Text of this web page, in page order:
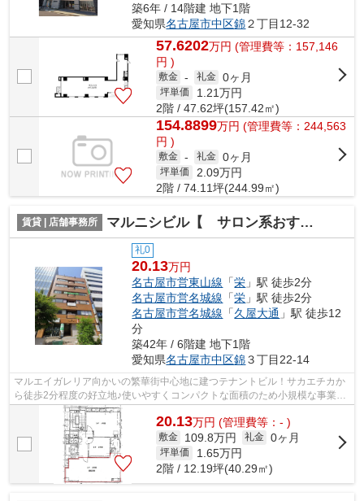
築6年 / 14階建 地下1階
愛知県名古屋市中区錦２丁目12-32
57.6202万円 (管理費等：157,146
円 )
敷金 - 礼金 0ヶ月
坪単価 1.21万円
2階 / 47.62坪(157.42㎡)
154.8899万円 (管理費等：244,563
円 )
敷金 - 礼金 0ヶ月
坪単価 2.09万円
2階 / 74.11坪(244.99㎡)
賃貸 | 店舗事務所 マルニシビル【 サロン系おすすめ 】
礼0
20.13万円
名古屋市営東山線 「栄 」駅 徒歩2分
名古屋市営名城線 「栄 」駅 徒歩2分
名古屋市営名城線 「久屋大通 」駅 徒歩12
分
築42年 / 6階建 地下1階
愛知県名古屋市中区錦３丁目22-14
マルエイガレリア向かいの繁華街中心地に建つテナントビル！サカエチカか
ら徒歩2分程度の好立地♪使いやすくコンパクトな面積のため小規模な事業を
始めたい方にぴったりな物件です！（※...
20.13万円 (管理費等：- )
敷金 109.8万円 礼金 0ヶ月
坪単価 1.65万円
2階 / 12.19坪(40.29㎡)